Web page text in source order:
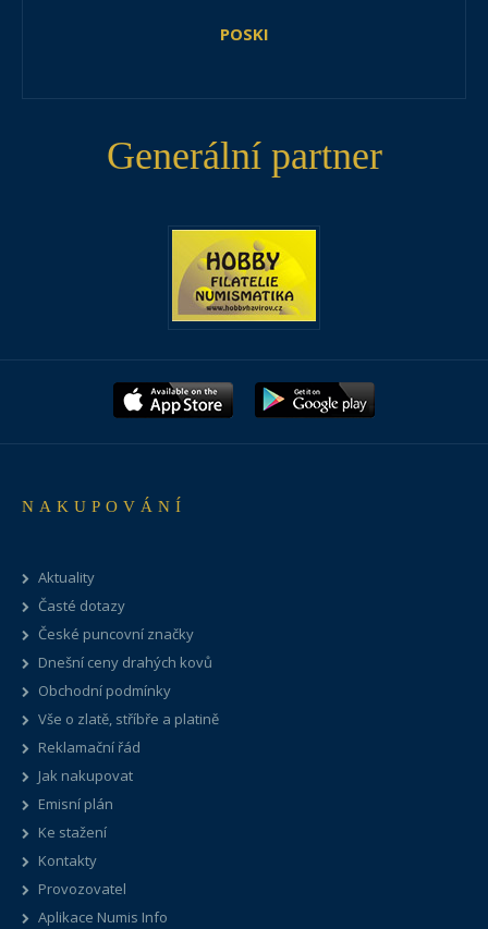
POSKI
Generální partner
NAKUPOVÁNÍ
Aktuality
Časté dotazy
České puncovní značky
Dnešní ceny drahých kovů
Obchodní podmínky
Vše o zlatě, stříbře a platině
Reklamační řád
Jak nakupovat
Emisní plán
Ke stažení
Kontakty
Provozovatel
Aplikace Numis Info